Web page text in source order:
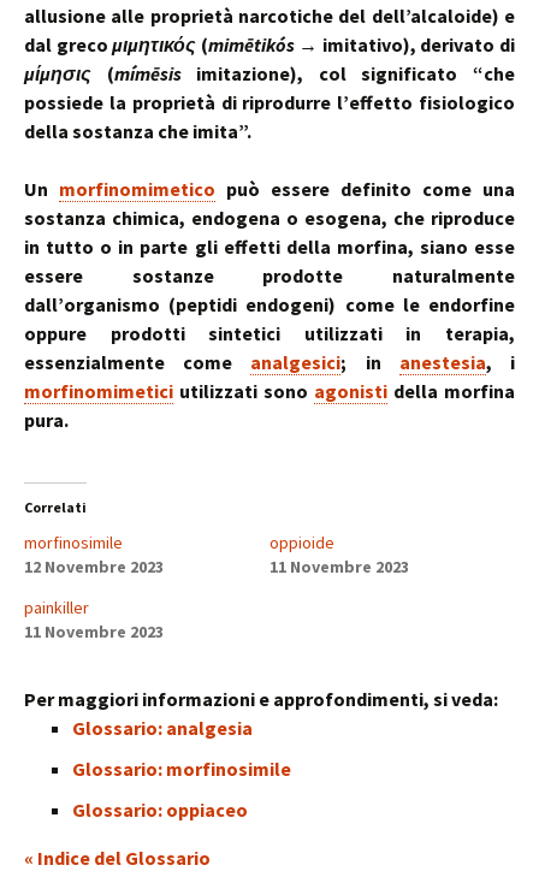
allusione alle proprietà narcotiche del dell’alcaloide) e
dal grecoμιμητικός (mimētikós→ imitativo), derivato di
μίμησις (mímēsisimitazione), col significato “che
possiede la proprietà di riprodurre l’effetto fisiologico
della sostanza che imita”.
Un morfinomimetico può essere definito come una
sostanza chimica, endogena o esogena, che riproduce
in tutto o in parte gli effetti della morfina, siano esse
essere sostanze prodotte naturalmente
dall’organismo (peptidi endogeni) come le endorfine
oppure prodotti sintetici utilizzati in terapia,
essenzialmente come analgesici; in anestesia, i
morfinomimetici utilizzati sono agonisti della morfina
pura.
Correlati
morfinosimile
12 Novembre 2023
oppioide
11 Novembre 2023
painkiller
11 Novembre 2023
Per maggiori informazioni e approfondimenti, si veda:
Glossario: analgesia
Glossario: morfinosimile
Glossario: oppiaceo
« Indice del Glossario